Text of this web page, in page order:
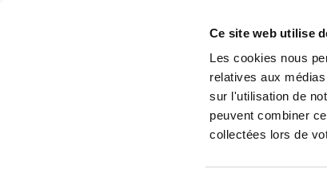
Ce site web utilise
Les cookies nous
relatives aux
sur l'utilisation de
peuvent combiner
collectées lors de